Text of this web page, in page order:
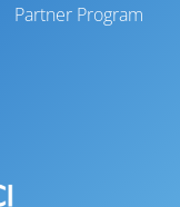
Partner Program